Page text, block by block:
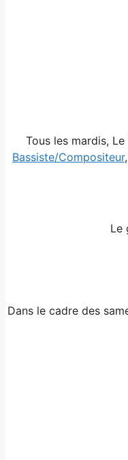
Tous les mardis,
Bassiste/Compositeur
Le
Dans le cadre des